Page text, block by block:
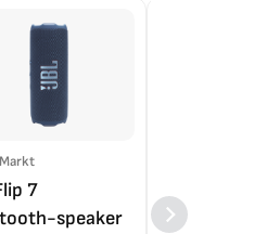
7
speaker
LG
4K TV (2025)